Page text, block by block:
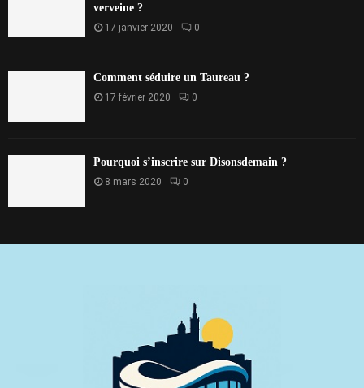
verveine ?
17 janvier 2020 0
Comment séduire un Taureau ?
17 février 2020 0
Pourquoi s’inscrire sur Disonsdemain ?
8 mars 2020 0